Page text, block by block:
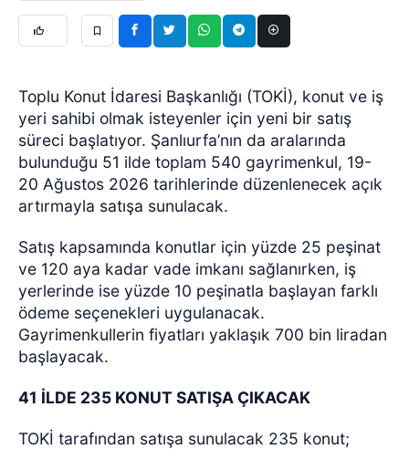
Toplu Konut İdaresi Başkanlığı (TOKİ), konut ve iş
yeri sahibi olmak isteyenler için yeni bir satış
süreci başlatıyor. Şanlıurfa’nın da aralarında
bulunduğu 51 ilde toplam 540 gayrimenkul, 19-
20 Ağustos 2026 tarihlerinde düzenlenecek açık
artırmayla satışa sunulacak.
Satış kapsamında konutlar için yüzde 25 peşinat
ve 120 aya kadar vade imkanı sağlanırken, iş
yerlerinde ise yüzde 10 peşinatla başlayan farklı
ödeme seçenekleri uygulanacak.
Gayrimenkullerin fiyatları yaklaşık 700 bin liradan
başlayacak.
41 İLDE 235 KONUT SATIŞA ÇIKACAK
TOKİ tarafından satışa sunulacak 235 konut;